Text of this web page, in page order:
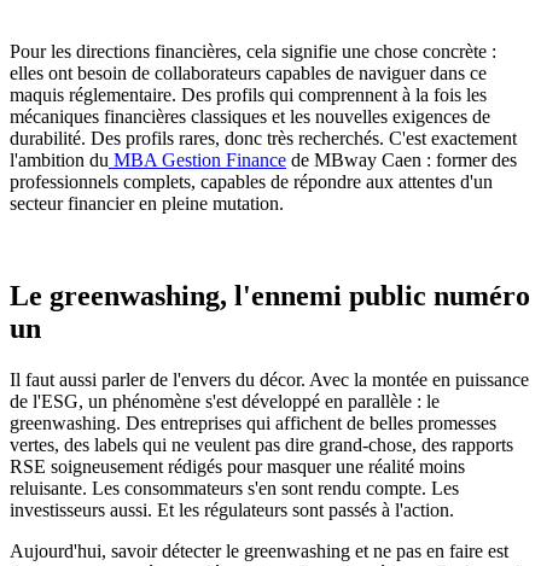
Pour les directions financières, cela signifie une chose concrète :
elles ont besoin de collaborateurs capables de naviguer dans ce
maquis réglementaire. Des profils qui comprennent à la fois les
mécaniques financières classiques et les nouvelles exigences de
durabilité. Des profils rares, donc très recherchés. C'est exactement
l'ambition du MBA Gestion Finance de MBway Caen : former des
professionnels complets, capables de répondre aux attentes d'un
secteur financier en pleine mutation.
Le greenwashing, l'ennemi public numéro
un
Il faut aussi parler de l'envers du décor. Avec la montée en puissance
de l'ESG, un phénomène s'est développé en parallèle : le
greenwashing. Des entreprises qui affichent de belles promesses
vertes, des labels qui ne veulent pas dire grand-chose, des rapports
RSE soigneusement rédigés pour masquer une réalité moins
reluisante. Les consommateurs s'en sont rendu compte. Les
investisseurs aussi. Et les régulateurs sont passés à l'action.
Aujourd'hui, savoir détecter le greenwashing et ne pas en faire est